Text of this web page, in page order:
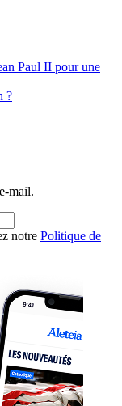
Paul II pour une
?
mail.
notre Politique de